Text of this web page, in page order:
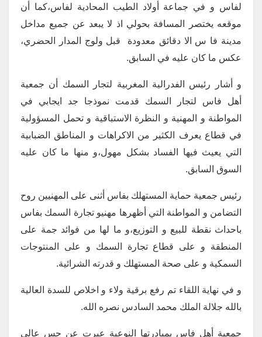
لفاس و في جماعة أولاد الطيب المحادية لفاس،كما أن
موقعه يختصر المسافة بحولي اذ لا يبعد عن جميع مداخل
مدينة فا س الا دقائق معدودة قبل ولوج المدار الحضري،
عكس ما كان عليه في السابق.
و أشار رئيس الفدرالية المغربية لتجار السمك أن جمعية
أهل فاس لتجار السمك قدمت نموذجا جد ايجابي في
المواطنة و المهنية و النظرة الاستباقية و تحمل المسؤولية
في قطاع يعرف الكثير من الاكراهات و المناطق الضبابية
التي يعيث فيها الفساد بشكل مهول،و منها ما كان عليه
السوق السابق.
رئيس جمعية حماية المستهلك بفاس أثنى على المهنيين روح
التضامن و المواطنة التي أظهرها مهنيو تجارة السمك بفاس
باحداث نقطة للبيع و التوزيع،و ما لها من فوائد جمة على
المنطقة و على قطاع تجارة السمك و على المنتوجات
السمكية و على صحة المستهلك و قدرته الشرائية.
و في نهاية اللقاء تم رفع برقية ولاء و اخلاص للسدة العالية
بالله جلالة الملك محمد السادس نصره الله.
جمعية أهل فاس بمبادرتها النوعية عبرت عن حس عالي